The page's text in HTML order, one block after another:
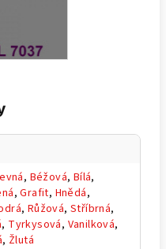
, Béžová, Bílá,
,Grafit, Hnědá,
, Růžová,Stříbrná,
, Tyrkysová, Vanilková,
, Žlutá